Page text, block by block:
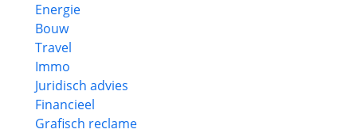
Energie
Bouw
Travel
Immo
Juridisch advies
Financieel
Grafisch reclame